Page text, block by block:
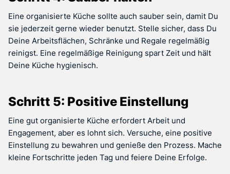
Eine organisierte Küche sollte auch sauber sein, damit Du
sie jederzeit gerne wieder benutzt. Stelle sicher, dass Du
Deine Arbeitsflächen, Schränke und Regale regelmäßig
reinigst. Eine regelmäßige Reinigung spart Zeit und hält
Deine Küche hygienisch.
Schritt 5: Positive Einstellung
Eine gut organisierte Küche erfordert Arbeit und
Engagement, aber es lohnt sich. Versuche, eine positive
Einstellung zu bewahren und genieße den Prozess. Mache
kleine Fortschritte jeden Tag und feiere Deine Erfolge.